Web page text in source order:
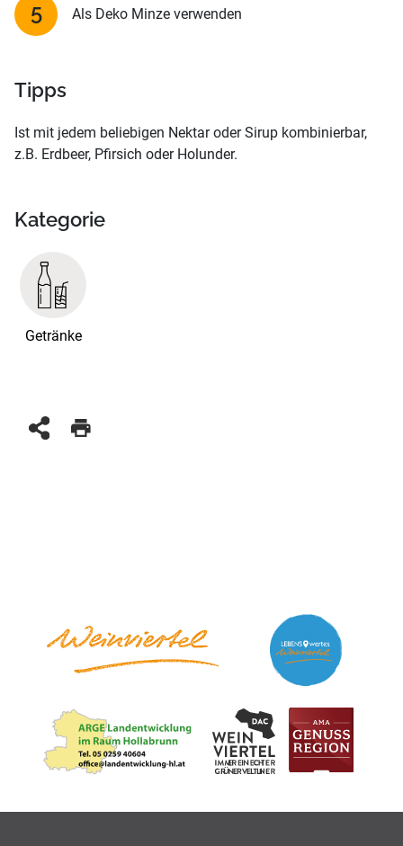
Als Deko Minze verwenden
Tipps
Ist mit jedem beliebigen Nektar oder Sirup kombinierbar,
z.B. Erdbeer, Pfirsich oder Holunder.
Kategorie
Getränke